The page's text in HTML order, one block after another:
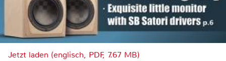
Jetzt laden (englisch, PDF, 7.67 MB)